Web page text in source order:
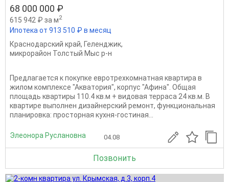
68 000 000 ₽
615 942 ₽ за м2
Ипотека от 913 510 ₽ в месяц
Краснодарский край, Геленджик,
микрорайон Толстый Мыс р-н
Предлагается к покупке евротрехкомнатная квартира в
жилом комплексе "Акватория", корпус "Афина". Общая
площадь квартиры 110.4 кв.м + видовая терраса 24 кв.м. В
квартире выполнен дизайнерский ремонт, функциональная
планировка: просторная кухня-гостиная...
Элеонора Руслановна 04.08
Позвонить